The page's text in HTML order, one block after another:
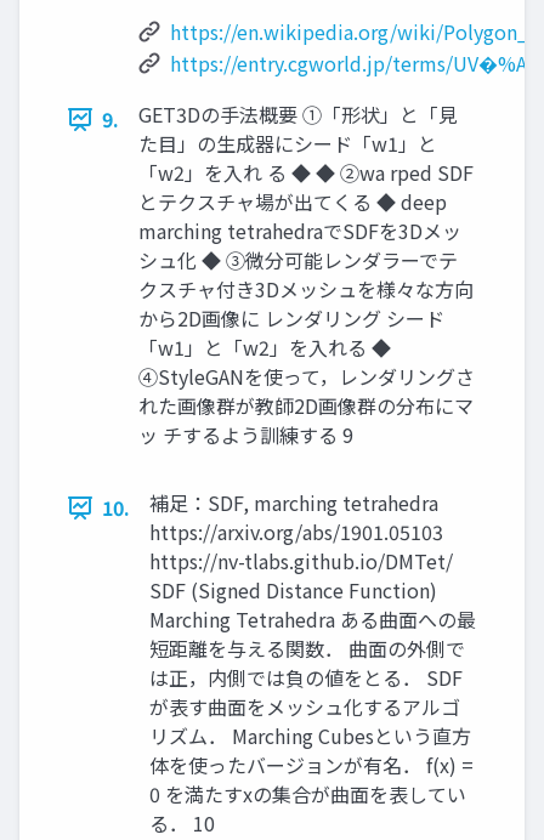
https://en.wikipedia.org/wiki/
https://entry.cgworld.jp/terms/UV�%A
9.
GET3Dの手法概要 ①「形状」と「見
た目」の生成器にシード「w1」と
「w2」を入れ る ◆ ◆ ②wa rped SDF
とテクスチャ場が出てくる ◆ deep
marching tetrahedraでSDFを3Dメッ
シュ化 ◆ ③微分可能レンダラーでテ
クスチャ付き3Dメッシュを様々な方向
から2D画像に レンダリング シード
「w1」と「w2」を入れる ◆
④StyleGANを使って，レンダリングさ
れた画像群が教師2D画像群の分布にマ
ッ チするよう訓練する 9
10.
補足：SDF, marching tetrahedra
https://arxiv.org/abs/1901.05103
https://nv-tlabs.github.io/DMTet/
SDF (Signed Distance Function)
Marching Tetrahedra ある曲面への最
短距離を与える関数． 曲面の外側で
は正，内側では負の値をとる． SDF
が表す曲面をメッシュ化するアルゴ
リズム． Marching Cubesという直方
体を使ったバージョンが有名． f(x) =
0 を満たすxの集合が曲面を表してい
る． 10